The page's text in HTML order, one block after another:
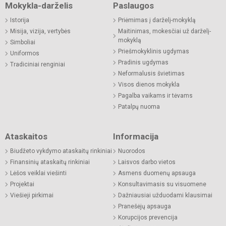
Mokykla-darželis
Istorija
Misija, vizija, vertybės
Simboliai
Uniformos
Tradiciniai renginiai
Paslaugos
Priėmimas į darželį-mokyklą
Maitinimas, mokesčiai už darželį-
mokyklą
Priešmokyklinis ugdymas
Pradinis ugdymas
Neformalusis švietimas
Visos dienos mokykla
Pagalba vaikams ir tėvams
Patalpų nuoma
Ataskaitos
Biudžeto vykdymo ataskaitų rinkiniai
Finansinių ataskaitų rinkiniai
Lėšos veiklai viešinti
Projektai
Viešieji pirkimai
Informacija
Nuorodos
Laisvos darbo vietos
Asmens duomenų apsauga
Konsultavimasis su visuomene
Dažniausiai užduodami klausimai
Pranešėjų apsauga
Korupcijos prevencija